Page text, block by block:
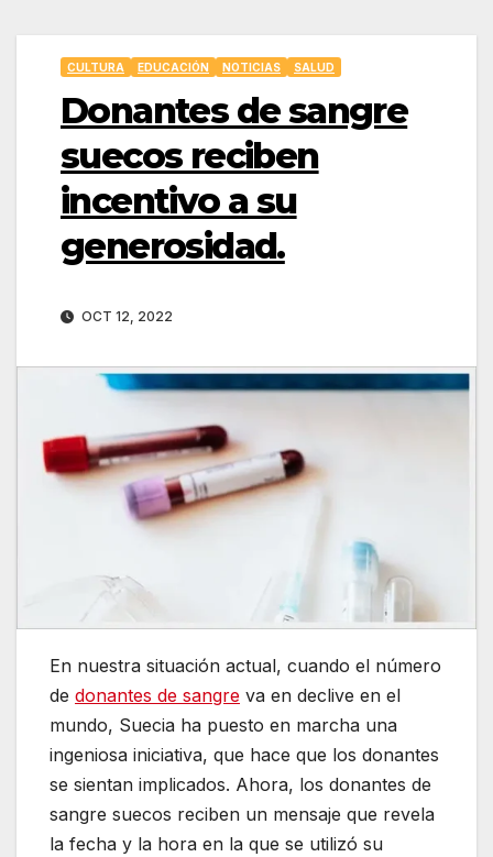
CULTURA EDUCACIÓN NOTICIAS SALUD
Donantes de sangre
suecos reciben
incentivo a su
generosidad.
OCT 12, 2022
En nuestra situación actual, cuando el número
de donantes de sangre va en declive en el
mundo, Suecia ha puesto en marcha una
ingeniosa iniciativa, que hace que los donantes
se sientan implicados. Ahora, los donantes de
sangre suecos reciben un mensaje que revela
la fecha y la hora en la que se utilizó su